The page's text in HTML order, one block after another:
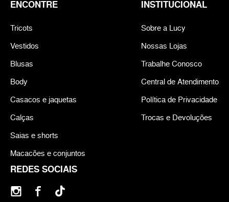
REDES SOCIAIS
ENCONTRE
Tricots
Vestidos
Blusas
Body
Casacos e jaquetas
Calças
Saias e shorts
Macacões e conjuntos
INSTITUCIONAL
Sobre a Lucy
Nossas Lojas
Trabalhe Conosco
Central de Atendimento
Política de Privacidade
Trocas e Devoluções